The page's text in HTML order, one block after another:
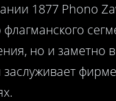
1877 Phono
но и